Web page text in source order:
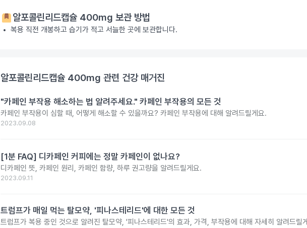
알포콜린리드캡슐 400mg 보관 방법
복용 직전 개봉하고 습기가 적고 서늘한 곳에 보관합니다.
알포콜린리드캡슐 400mg 관련 건강 매거진
"카페인 부작용 해소하는 법 알려주세요." 카페인 부작용의 모든 것
카페인 부작용이 심할 때, 어떻게 해소할 수 있을까요? 카페인 부작용에 대해 알려드릴게요.
2023.09.08
[1분 FAQ] 디카페인 커피에는 정말 카페인이 없나요?
디카페인 뜻, 카페인 원리, 카페인 함량, 하루 권고량을 알려드릴게요.
2023.09.11
트럼프가 매일 먹는 탈모약, '피나스테리드'에 대한 모든 것
트럼프가 복용 중인 것으로 알려진 탈모약, '피나스테리드'의 효과, 가격, 부작용에 대해 자세히 알려드릴게